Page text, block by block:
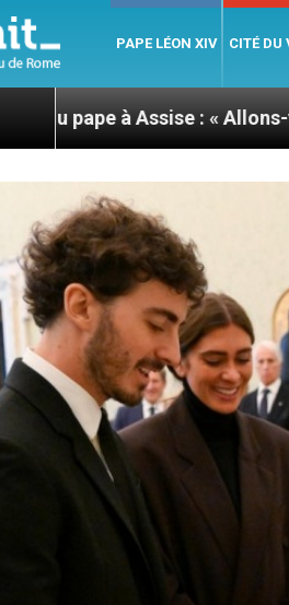
PAPE LÉON XIV CITÉ DU
: « Allons-y ! Let’s go ! »